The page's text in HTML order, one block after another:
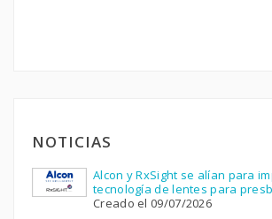
NOTICIAS
Alcon y RxSight se alían para
tecnología de lentes para
Creado el 09/07/2026